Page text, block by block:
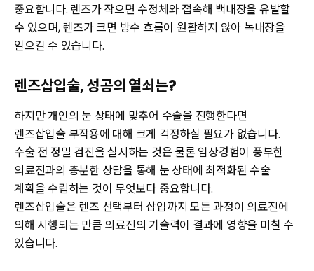
중요합니다. 렌즈가 작으면 수정체와 접속해 백내장을 유발할
수 있으며, 렌즈가 크면 방수 흐름이 원활하지 않아 녹내장을
일으킬 수 있습니다.
렌즈삽입술, 성공의 열쇠는?
하지만 개인의 눈 상태에 맞추어 수술을 진행한다면
렌즈삽입술 부작용에 대해 크게 걱정하실 필요가 없습니다.
수술 전 정밀 검진을 실시하는 것은 물론 임상경험이 풍부한
의료진과의 충분한 상담을 통해 눈 상태에 최적화된 수술
계획을 수립하는 것이 무엇보다 중요합니다.
렌즈삽입술은 렌즈 선택부터 삽입까지 모든 과정이 의료진에
의해 시행되는 만큼 의료진의 기술력이 결과에 영향을 미칠 수
있습니다.